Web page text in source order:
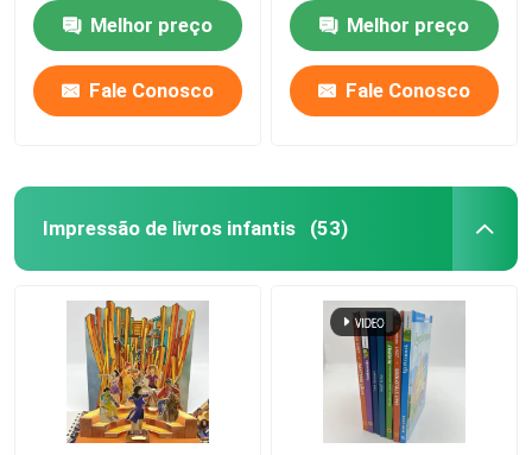
Melhor preço
Fale Conosco
Melhor preço
Fale Conosco
Impressão de livros infantis (53)